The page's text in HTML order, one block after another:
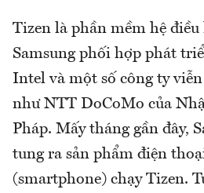
Tizen là phần mềm hệ điều
Samsung phối hợp phát
Intel và một số công ty
như NTT DoCoMo của
Pháp. Mấy tháng gần đây,
tung ra sản phẩm điện
(smartphone) chạy Tizen.